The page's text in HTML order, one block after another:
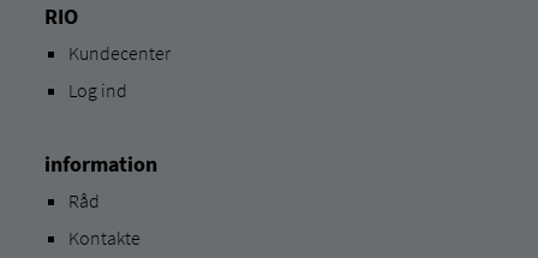
RIO
Kundecenter
Log ind
information
Råd
Kontakte